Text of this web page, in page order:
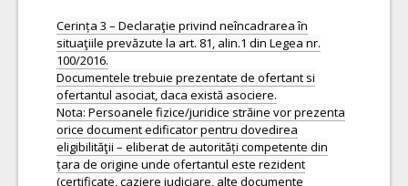
Cerința 3 – Declaraţie privind neîncadrarea în
situaţiile prevăzute la art. 81, alin.1 din Legea nr.
100/2016.
Documentele trebuie prezentate de ofertant si
ofertantul asociat, daca există asociere.
Nota: Persoanele fizice/juridice străine vor prezenta
orice document edificator pentru dovedirea
eligibilităţii – eliberat de autorități competente din
țara de origine unde ofertantul este rezident
(certificate, caziere judiciare, alte documente